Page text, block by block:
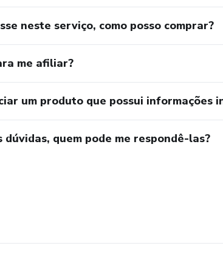
neste serviço, como posso comprar?
me afiliar?
um produto que possui informações
dúvidas, quem pode me respondê-las?